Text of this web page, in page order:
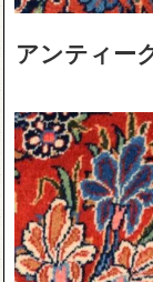
アンティー